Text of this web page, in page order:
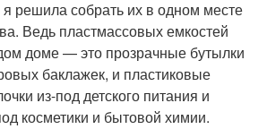
решила собрать их в одном месте
Ведь пластмассовых емкостей
доме — это прозрачные бутылки
баклажек, и пластиковые
из-под детского питания и
косметики и бытовой химии.